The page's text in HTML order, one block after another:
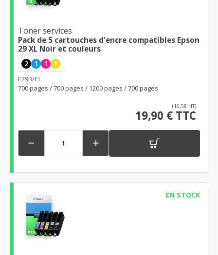
Toner services
Pack de 5 cartouches d'encre compatibles Epson
29 XL Noir et couleurs
2 1 1 1
E29B/CL
700 pages / 700 pages / 1200 pages / 700 pages
(16,58 HT)
19,90 € TTC
 
EN STOCK